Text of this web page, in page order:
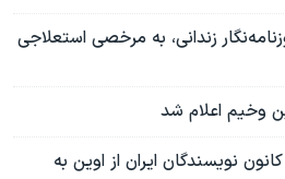
زندانی، به مرخصی استعلاجی
وخیم اعلام شد
نویسندگان ایران از اوین به